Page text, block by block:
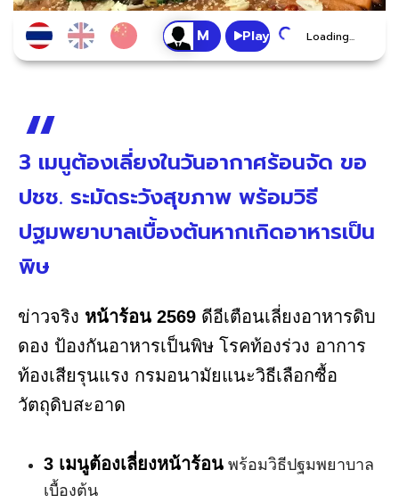
Play Loading...
3 เมนูต้องเลี่ยงในวันอากาศร้อนจัด ขอ
ปชช. ระมัดระวังสุขภาพ พร้อมวิธี
ปฐมพยาบาลเบื้องต้นหากเกิดอาหารเป็น
พิษ
ข่าวจริง หน้าร้อน 2569 ดีอีเตือนเลี่ยงอาหารดิบ
ดอง ป้องกันอาหารเป็นพิษ โรคท้องร่วง อาการ
ท้องเสียรุนแรง กรมอนามัยแนะวิธีเลือกซื้อ
วัตถุดิบสะอาด
3 เมนูต้องเลี่ยงหน้าร้อน พร้อมวิธีปฐมพยาบาล
เบื้องต้น